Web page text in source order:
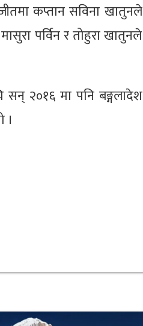
कप्तान सविना खातुनले
पर्विन र तोहुरा खातुनले
सन् २०१६ मा पनि बङ्गलादेश
।